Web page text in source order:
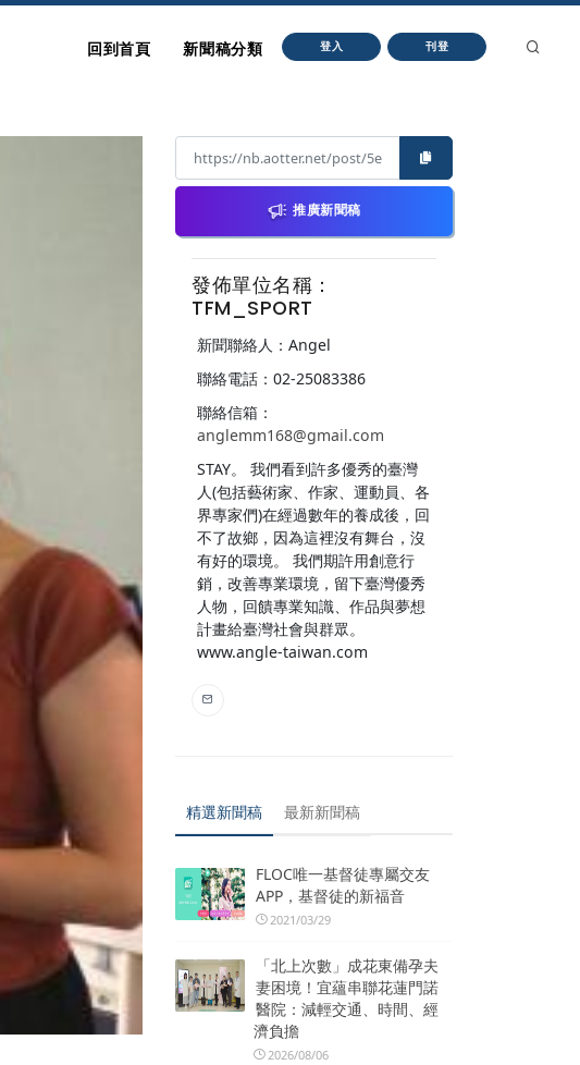
回到首頁 新聞稿分類 登入 刊登
推廣新聞稿
發佈單位名稱：
TFM_SPORT
新聞聯絡人：Angel
聯絡電話：02-25083386
聯絡信箱：
anglemm168@gmail.com
STAY。 我們看到許多優秀的臺灣
人(包括藝術家、作家、運動員、各
界專家們)在經過數年的養成後，回
不了故鄉，因為這裡沒有舞台，沒
有好的環境。 我們期許用創意行
銷，改善專業環境，留下臺灣優秀
人物，回饋專業知識、作品與夢想
計畫給臺灣社會與群眾。
www.angle-taiwan.com
精選新聞稿 最新新聞稿
FLOC唯一基督徒專屬交友
APP，基督徒的新福音
2021/03/29
「北上次數」成花東備孕夫
妻困境！宜蘊串聯花蓮門諾
醫院：減輕交通、時間、經
濟負擔
2026/08/06